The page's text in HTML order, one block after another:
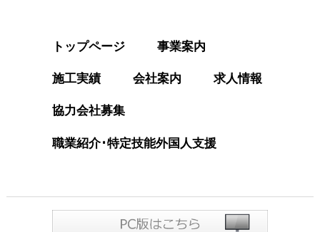
施工実績
会社案内を更新しました。
2021.04.27
2020.11.21
を更新しました。
トップページ 事業案内
施工実績 会社案内 求人情報
協力会社募集
職業紹介･特定技能外国人支援